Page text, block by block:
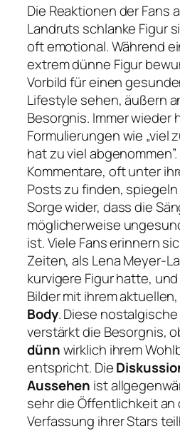
Die Reaktionen der Fans
Landruts schlanke Figur
oft emotional. Während
extrem dünne Figur
Vorbild für einen
Lifestyle sehen, äußern
Besorgnis. Immer wieder
Formulierungen wie „viel
hat zu viel
Kommentare, oft unter
Posts zu finden,
Sorge wider, dass die
möglicherweise
ist. Viele Fans erinnern
Zeiten, als Lena Meyer-
kurvigere Figur hatte,
Bilder mit ihrem
Body. Diese
verstärkt die Besorgnis,
dünnwirklich ihrem
entspricht. Die
Aussehen ist
sehr die Öffentlichkeit
Verfassung ihrer Stars